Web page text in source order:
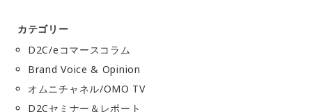
カテゴリー
D2C/eコマースコラム
Brand Voice & Opinion
オムニチャネル/OMO TV
D2Cセミナー＆レポート